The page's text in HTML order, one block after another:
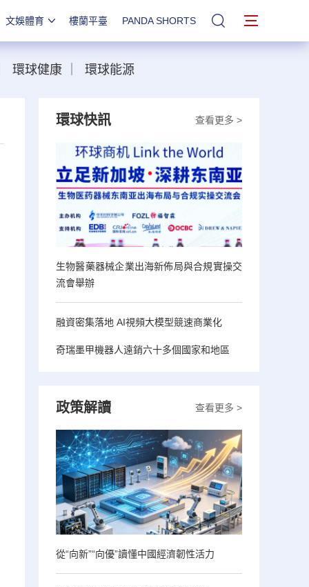
文娛體育 樓蘭平臺 PANDA SHORTS 站內搜索
環球健康 環球能源
查看更多 >
環球快訊
生物醫藥器械企業出海新佈局與合規實操交
流會舉辦
融資密集落地 AI視頻大模型競速商業化
奇瑞墨甲機器人遠銷六十多個國家和地區
查看更多 >
政策解讀
從“向新”“向優”讀懂中國經濟韌性活力